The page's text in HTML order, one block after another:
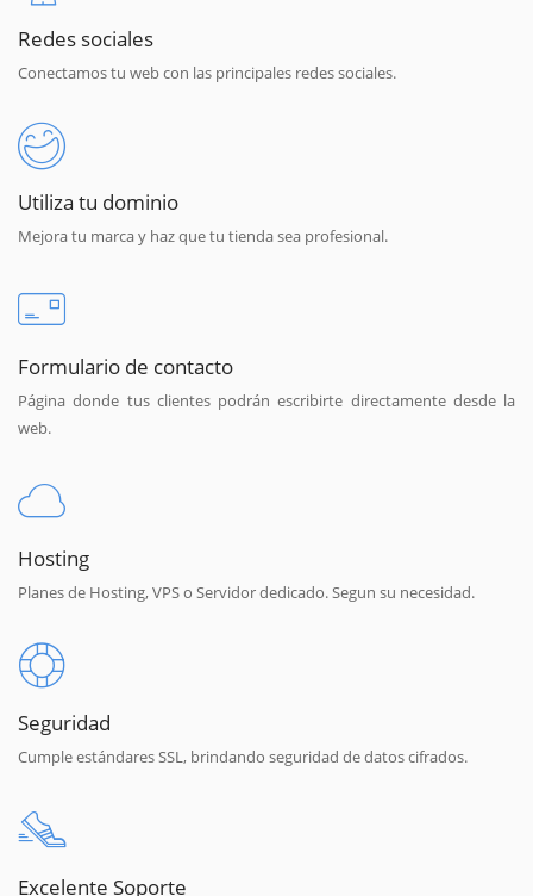
Redes sociales
Conectamos tu web con las principales redes sociales.
Utiliza tu dominio
Mejora tu marca y haz que tu tienda sea profesional.
Formulario de contacto
Página donde tus clientes podrán escribirte directamente desde la
web.
Hosting
Planes de Hosting, VPS o Servidor dedicado. Segun su necesidad.
Seguridad
Cumple estándares SSL, brindando seguridad de datos cifrados.
Excelente Soporte